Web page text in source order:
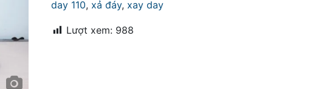
số
day 110, xả đáy, xay day
Lượt xem: 988